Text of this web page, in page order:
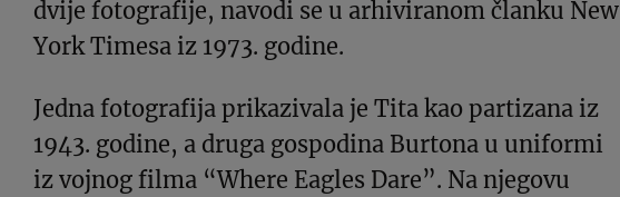
dvije fotografije, navodi se u arhiviranom članku New
York Timesa iz 1973. godine.
Jedna fotografija prikazivala je Tita kao partizana iz
1943. godine, a druga gospodina Burtona u uniformi
iz vojnog filma “Where Eagles Dare”. Na njegovu